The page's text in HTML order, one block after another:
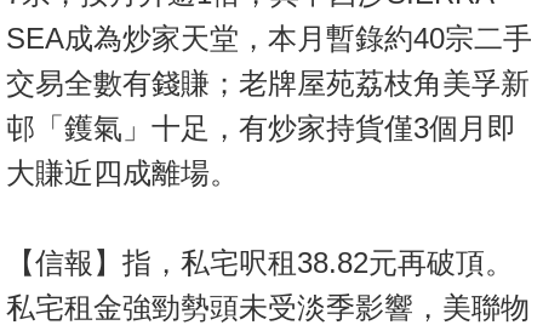
冊
於
我
們
SEA成為炒家天堂，本月暫錄約40宗二手
交易全數有錢賺；老牌屋苑荔枝角美孚新
邨「鑊氣」十足，有炒家持貨僅3個月即
大賺近四成離場。
【信報】指，私宅呎租38.82元再破頂。
私宅租金強勁勢頭未受淡季影響，美聯物